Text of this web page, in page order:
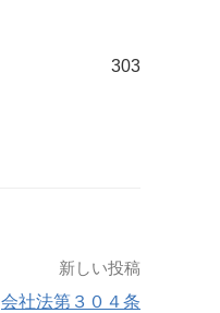
303
新しい投稿
会社法第３０４条